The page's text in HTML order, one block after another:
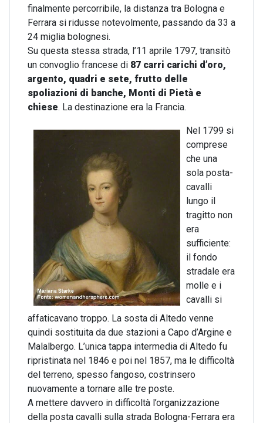
finalmente percorribile, la distanza tra Bologna e
Ferrara si ridusse notevolmente, passando da 33 a
24 miglia bolognesi.
Su questa stessa strada, l’11 aprile 1797, transitò
un convoglio francese di 87 carri carichi d’oro,
argento, quadri e sete, frutto delle
spoliazioni di banche, Monti di Pietà e
chiese. La destinazione era la Francia.
Nel 1799 si
comprese
che una
sola posta-
cavalli
lungo il
tragitto non
era
sufficiente:
il fondo
stradale era
molle e i
cavalli si
affaticavano troppo. La sosta di Altedo venne
quindi sostituita da due stazioni a Capo d’Argine e
Malalbergo. L’unica tappa intermedia di Altedo fu
ripristinata nel 1846 e poi nel 1857, ma le difficoltà
del terreno, spesso fangoso, costrinsero
nuovamente a tornare alle tre poste.
A mettere davvero in difficoltà l’organizzazione
della posta cavalli sulla strada Bologna-Ferrara era